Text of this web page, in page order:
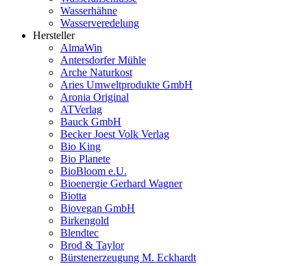
Wasserhähne
Wasserveredelung
Hersteller
AlmaWin
Antersdorfer Mühle
Arche Naturkost
Aries Umweltprodukte GmbH
Aronia Original
ATVerlag
Bauck GmbH
Becker Joest Volk Verlag
Bio King
Bio Planete
BioBloom e.U.
Bioenergie Gerhard Wagner
Biotta
Biovegan GmbH
Birkengold
Blendtec
Brod & Taylor
Bürstenerzeugung M. Eckhardt